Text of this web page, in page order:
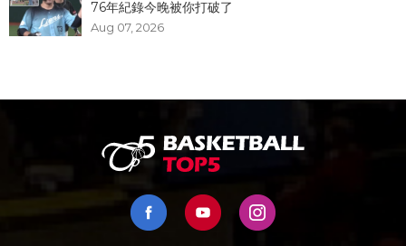
76年紀錄今晚被你打破了
Aug 07, 2026